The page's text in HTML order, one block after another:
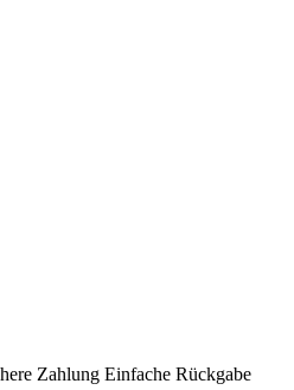
Zahlung Einfache Rückgabe